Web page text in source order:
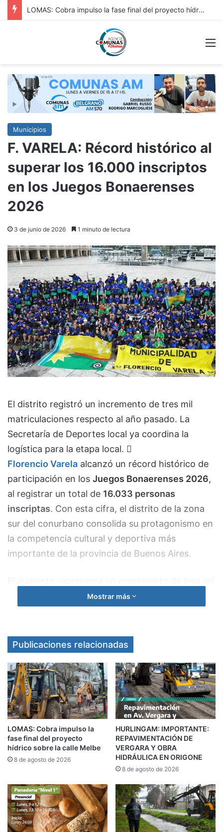
HURLINGAM: IMPORTANTE: REPAVIMENTACIÓN DE VERGARA Y OBRA HIDRÁULICA EN ORIGONE
Municipios
F. VARELA: Récord histórico al
superar los 16.000 inscriptos
en los Juegos Bonaerenses
2026
3 de junio de 2026 1 minuto de lectura
El distrito registró un incremento de tres mil
matriculaciones respecto al año pasado. La
Secretaría de Deportes local ya coordina la
logística para la etapa local.
Florencio Varela alcanzó un récord histórico de
participación en los Juegos Bonaerenses 2026,
al registrar un total de 16.033 personas
inscriptas. Con esta cifra, el distrito de la zona
sur del conurbano consolida su protagonismo en
la competencia cultural y deportiva más
importante de la provincia de Buenos Aires.
matriculaciones en comparación con la edición
autoridades municipales.
EL DESAFÍO DE MANTENER EL
LIDERAZGO REGIONAL
La secretaria de Cultura, Deportes y Recreación
local, Estefanía Nieva, destacó el valor de la
competencia como una política pública de
inclusión que articula el trabajo del intendente
Andrés Watson con el gobernador Axel Kicillof.
Mostrar más
Publicaciones relacionadas
LOMAS: Cobra impulso la
fase final del proyecto
hídrico sobre la calle Melbe
8 de agosto de 2026
HURLINGAM: IMPORTANTE:
REPAVIMENTACIÓN DE
VERGARA Y OBRA
HIDRÁULICA EN ORIGONE
8 de agosto de 2026